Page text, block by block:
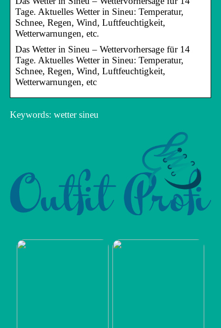
Tage. Aktuelles Wetter in Sineu: Temperatur,
Schnee, Regen, Wind, Luftfeuchtigkeit,
Wetterwarnungen, etc.
Das Wetter in Sineu – Wettervorhersage für 14
Tage. Aktuelles Wetter in Sineu: Temperatur,
Schnee, Regen, Wind, Luftfeuchtigkeit,
Wetterwarnungen, etc
Keywords: wetter sineu